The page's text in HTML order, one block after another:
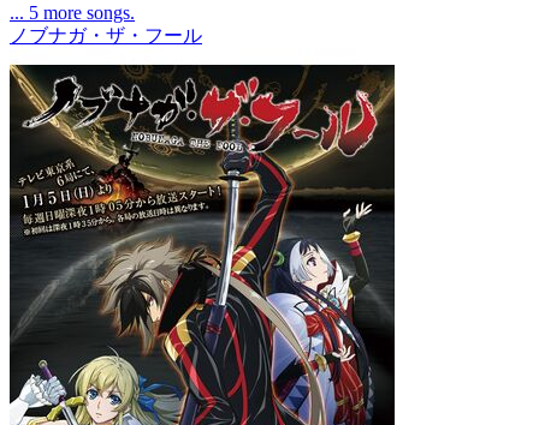
... 5 more songs.
ノブナガ・ザ・フール